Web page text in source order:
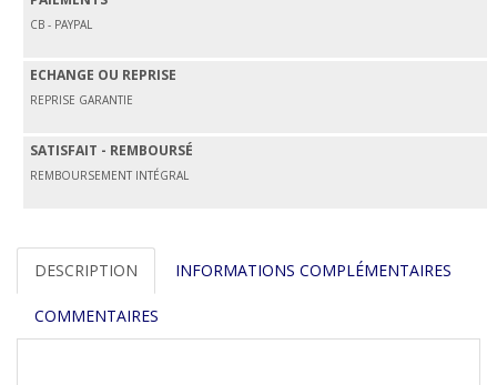
CB - PAYPAL
ECHANGE OU REPRISE
REPRISE GARANTIE
SATISFAIT - REMBOURSÉ
REMBOURSEMENT INTÉGRAL
DESCRIPTION INFORMATIONS COMPLÉMENTAIRES
COMMENTAIRES